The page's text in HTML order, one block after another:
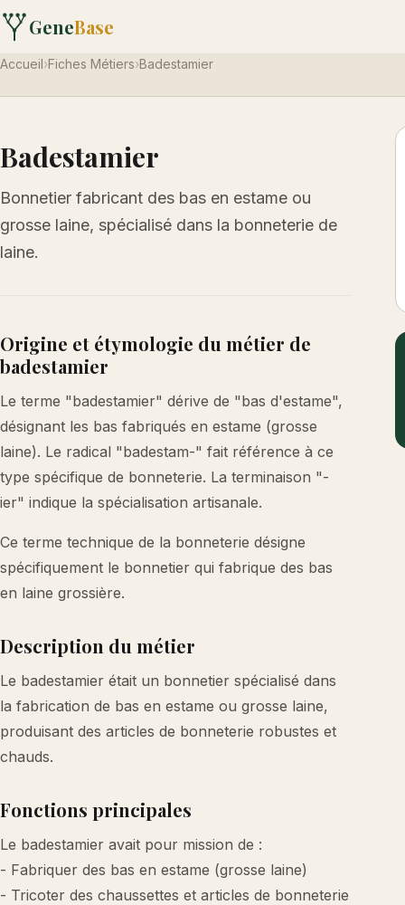
GeneBase
Accueil›Fiches Métiers›Badestamier
Badestamier
Bonnetier fabricant des bas en estame ou
grosse laine, spécialisé dans la bonneterie de
laine.
Origine et étymologie du métier de
badestamier
Le terme "badestamier" dérive de "bas d'estame",
désignant les bas fabriqués en estame (grosse
laine). Le radical "badestam-" fait référence à ce
type spécifique de bonneterie. La terminaison "-
ier" indique la spécialisation artisanale.
Ce terme technique de la bonneterie désigne
spécifiquement le bonnetier qui fabrique des bas
en laine grossière.
Description du métier
Le badestamier était un bonnetier spécialisé dans
la fabrication de bas en estame ou grosse laine,
produisant des articles de bonneterie robustes et
chauds.
Fonctions principales
Le badestamier avait pour mission de :
- Fabriquer des bas en estame (grosse laine)
- Tricoter des chaussettes et articles de bonneterie